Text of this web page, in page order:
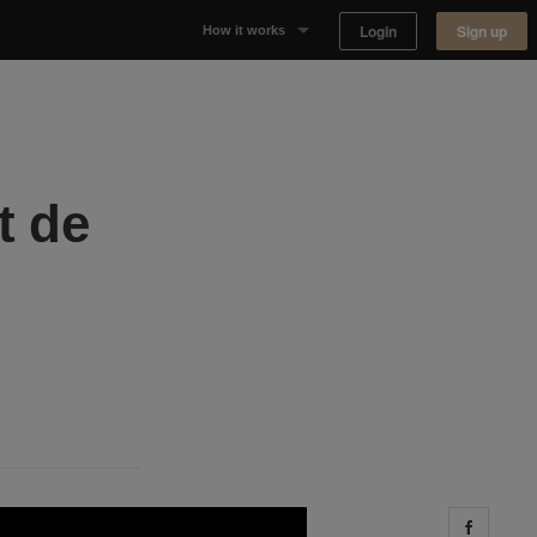
How it works Login Sign up
de